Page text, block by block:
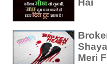
Hai
Meri